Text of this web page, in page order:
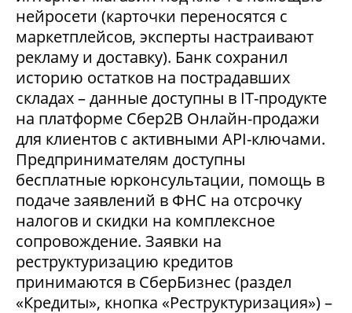
нейросети (карточки переносятся с
маркетплейсов, эксперты настраивают
рекламу и доставку). Банк сохранил
историю остатков на пострадавших
складах – данные доступны в IT-продукте
на платформе Сбер2В Онлайн-продажи
для клиентов с активными API-ключами.
Предпринимателям доступны
бесплатные юрконсультации, помощь в
подаче заявлений в ФНС на отсрочку
налогов и скидки на комплексное
сопровождение. Заявки на
реструктуризацию кредитов
принимаются в СберБизнес (раздел
«Кредиты», кнопка «Реструктуризация») –